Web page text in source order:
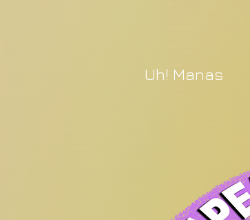
Uh! Manas